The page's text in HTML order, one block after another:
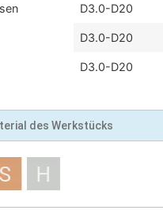
D3.0-D20
D3.0-D20
D3.0-D20
des Werkstücks